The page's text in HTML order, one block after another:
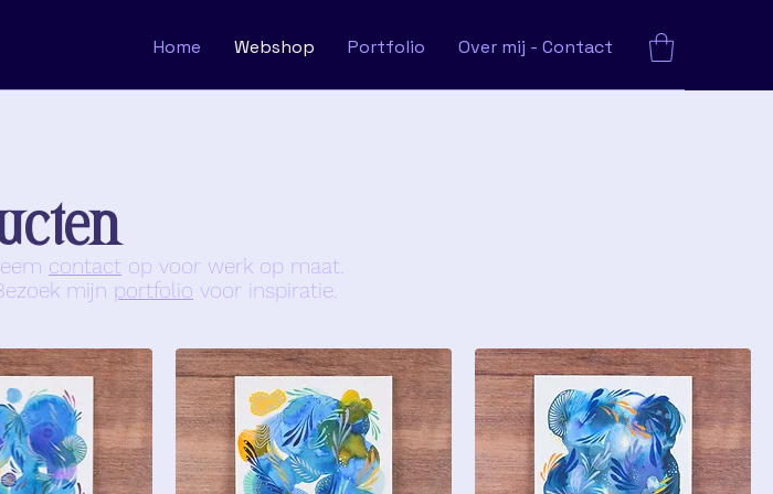
Home Webshop Portfolio Over mij - Contact
contact op voor werk op maat.
mijn portfolio voor inspiratie.